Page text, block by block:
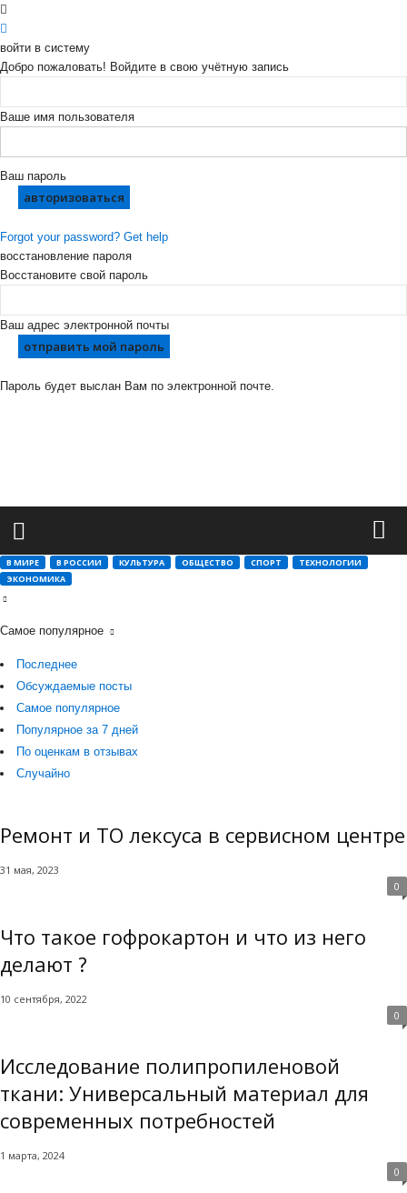
войти в систему
Добро пожаловать! Войдите в свою учётную запись
Ваше имя пользователя
Ваш пароль
Forgot your password? Get help
восстановление пароля
Восстановите свой пароль
Ваш адрес электронной почты
Пароль будет выслан Вам по электронной почте.
ж
х
с
о
т
В МИРЕ В РОССИИ КУЛЬТУРА ОБЩЕСТВО СПОРТ
ТЕХНОЛОГИИ
ЭКОНОМИКА
Самое популярное
Последнее
Обсуждаемые посты
Самое популярное
Популярное за 7 дней
По оценкам в отзывах
Случайно
Ремонт и ТО лексуса в сервисном центре
31 мая, 2023
0
Что такое гофрокартон и что из него
делают ?
10 сентября, 2022
0
Исследование полипропиленовой
ткани: Универсальный материал для
современных потребностей
1 марта, 2024
0